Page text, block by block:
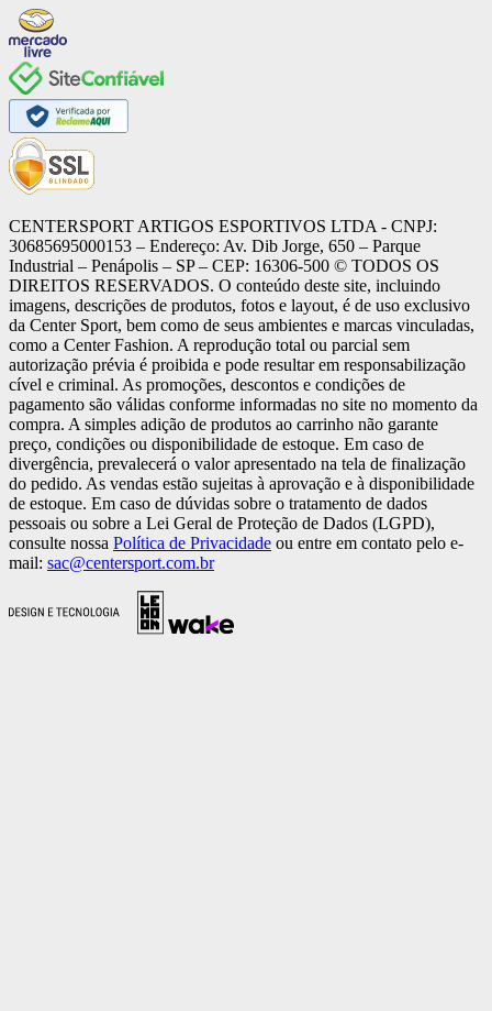
CENTERSPORT ARTIGOS ESPORTIVOS LTDA - CNPJ:
30685695000153 – Endereço: Av. Dib Jorge, 650 – Parque
Industrial – Penápolis – SP – CEP: 16306-500 ©️ TODOS OS
DIREITOS RESERVADOS. O conteúdo deste site, incluindo
imagens, descrições de produtos, fotos e layout, é de uso exclusivo
da Center Sport, bem como de seus ambientes e marcas vinculadas,
como a Center Fashion. A reprodução total ou parcial sem
autorização prévia é proibida e pode resultar em responsabilização
cível e criminal. As promoções, descontos e condições de
pagamento são válidas conforme informadas no site no momento da
compra. A simples adição de produtos ao carrinho não garante
preço, condições ou disponibilidade de estoque. Em caso de
divergência, prevalecerá o valor apresentado na tela de finalização
do pedido. As vendas estão sujeitas à aprovação e à disponibilidade
de estoque. Em caso de dúvidas sobre o tratamento de dados
pessoais ou sobre a Lei Geral de Proteção de Dados (LGPD),
consulte nossa Política de Privacidade ou entre em contato pelo e-
mail: sac@centersport.com.br